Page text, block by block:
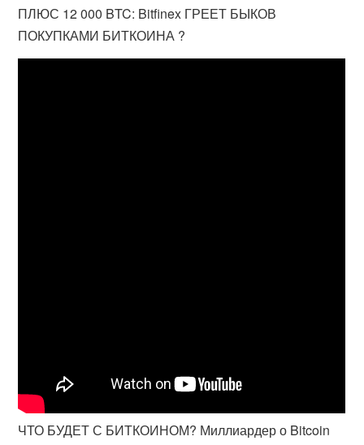
ПЛЮС 12 000 BTC: Bitfinex ГРЕЕТ БЫКОВ
ПОКУПКАМИ БИТКОИНА ?
ЧТО БУДЕТ С БИТКОИНОМ? Миллиардер о Bitcoin